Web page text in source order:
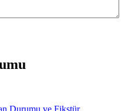
Durumu ve Fikstür